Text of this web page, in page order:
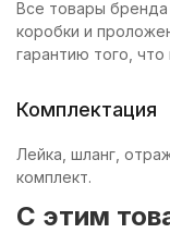
Все товары бренда
коробки и
гарантию того,
Комплектация
Лейка, шланг,
комплект.
C этим